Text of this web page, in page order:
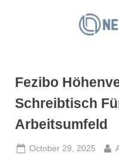
Fezibo
Schreibtisch
Arbeitsumfeld
Posted
October 29, 2025